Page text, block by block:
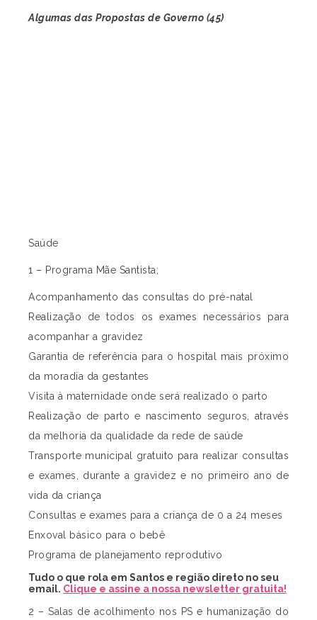
Algumas das Propostas de Governo (45)
Saúde
1 – Programa Mãe Santista;
Acompanhamento das consultas do pré-natal
Realização de todos os exames necessários para
acompanhar a gravidez
Garantia de referência para o hospital mais próximo
da moradia da gestantes
Visita à maternidade onde será realizado o parto
Realização de parto e nascimento seguros, através
da melhoria da qualidade da rede de saúde
Transporte municipal gratuito para realizar consultas
e exames, durante a gravidez e no primeiro ano de
vida da criança
Consultas e exames para a criança de 0 a 24 meses
Enxoval básico para o bebê
Programa de planejamento reprodutivo
Tudo o que rola em Santos e região direto no seu
email. Clique e assine a nossa newsletter gratuita!
2 – Salas de acolhimento nos PS e humanização do